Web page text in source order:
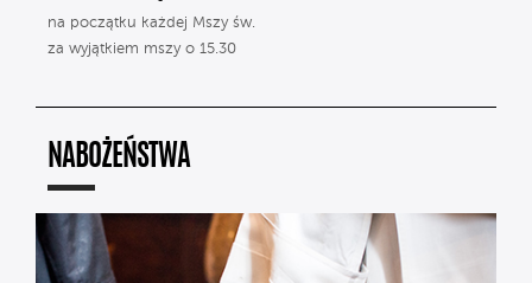
na początku każdej Mszy św.
za wyjątkiem mszy o 15.30
NABOŻEŃSTWA